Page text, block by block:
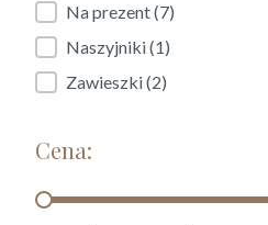
Na prezent(7)
Naszyjniki(1)
Zawieszki(2)
Cena:
Cena: